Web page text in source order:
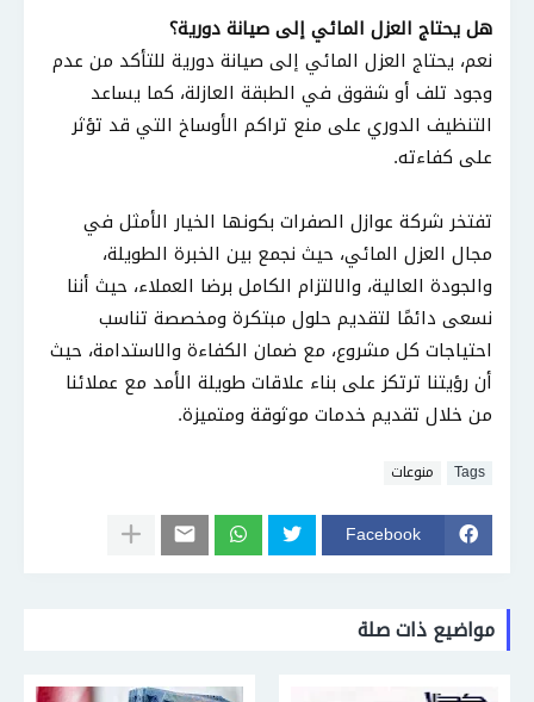
هل يحتاج العزل المائي إلى صيانة دورية؟
نعم، يحتاج العزل المائي إلى صيانة دورية للتأكد من عدم
وجود تلف أو شقوق في الطبقة العازلة، كما يساعد
التنظيف الدوري على منع تراكم الأوساخ التي قد تؤثر
على كفاءته.
تفتخر شركة عوازل الصفرات بكونها الخيار الأمثل في
مجال العزل المائي، حيث نجمع بين الخبرة الطويلة،
والجودة العالية، والالتزام الكامل برضا العملاء، حيث أننا
نسعى دائمًا لتقديم حلول مبتكرة ومخصصة تناسب
احتياجات كل مشروع، مع ضمان الكفاءة والاستدامة، حيث
أن رؤيتنا ترتكز على بناء علاقات طويلة الأمد مع عملائنا
من خلال تقديم خدمات موثوقة ومتميزة.
Tags منوعات
Facebook
مواضيع ذات صلة